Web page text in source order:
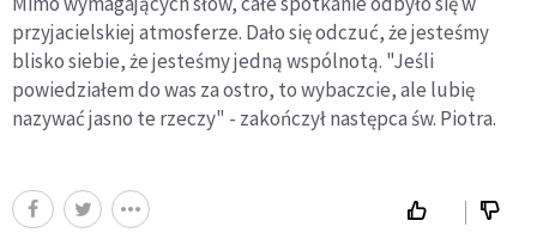
przyjacielskiej atmosferze. Dało się odczuć, że jesteśmy
blisko siebie, że jesteśmy jedną wspólnotą. "Jeśli
powiedziałem do was za ostro, to wybaczcie, ale lubię
nazywać jasno te rzeczy" - zakończył następca św. Piotra.